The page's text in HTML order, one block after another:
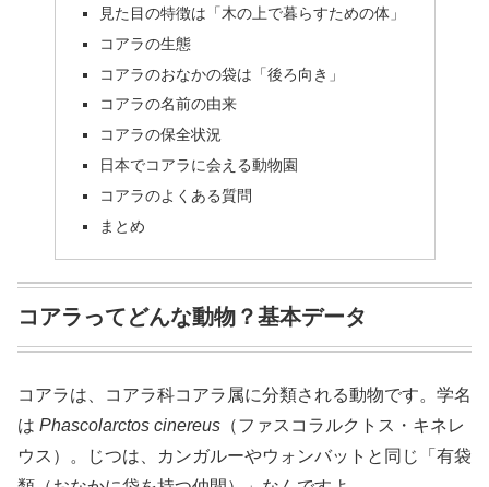
見た目の特徴は「木の上で暮らすための体」
コアラの生態
コアラのおなかの袋は「後ろ向き」
コアラの名前の由来
コアラの保全状況
日本でコアラに会える動物園
コアラのよくある質問
まとめ
コアラってどんな動物？基本データ
コアラは、コアラ科コアラ属に分類される動物です。学名
は Phascolarctos cinereus （ファスコラルクトス・キネレ
ウス）。じつは、カンガルーやウォンバットと同じ「有袋